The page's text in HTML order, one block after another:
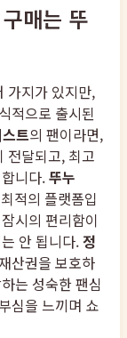
매는 뚜
가지가 있지만,
적으로 출시된
트의 팬이라면,
전달되고, 최고
니다.뚜누
적의 플랫폼입
시의 편리함이
안 됩니다. 정
산권을 보호하
는 성숙한 팬심
심을 느끼며 쇼